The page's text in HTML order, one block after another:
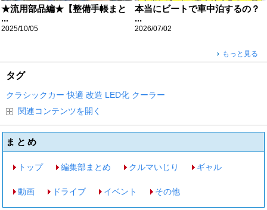
★流用部品編★【整備手帳まと
...
2025/10/05
本当にビートで車中泊するの？
...
2026/07/02
もっと見る
タグ
クラシックカー 快適 改造 LED化 クーラー
関連コンテンツを開く
まとめ
トップ 編集部まとめ クルマいじり ギャル
動画 ドライブ イベント その他